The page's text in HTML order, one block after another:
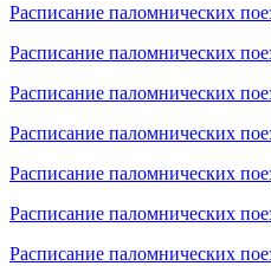
Расписание паломнических
Расписание паломнических
Расписание паломнических
Расписание паломнических
Расписание паломнических
Расписание паломнических
Расписание паломнических